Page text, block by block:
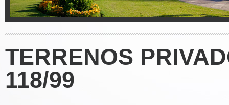
TERRENOS
118/99